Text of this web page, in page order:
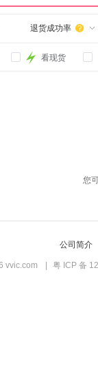
退货成功率 
看现货
您
公司简介
vvic.com 粤 ICP 备